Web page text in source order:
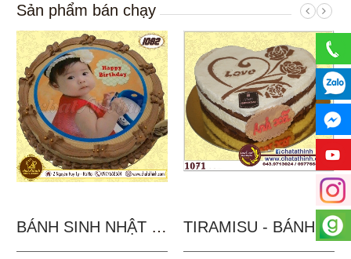
Sản phẩm bán chạy
BÁNH SINH NHẬT IN... TIRAMISU - BÁNH TẶNG...